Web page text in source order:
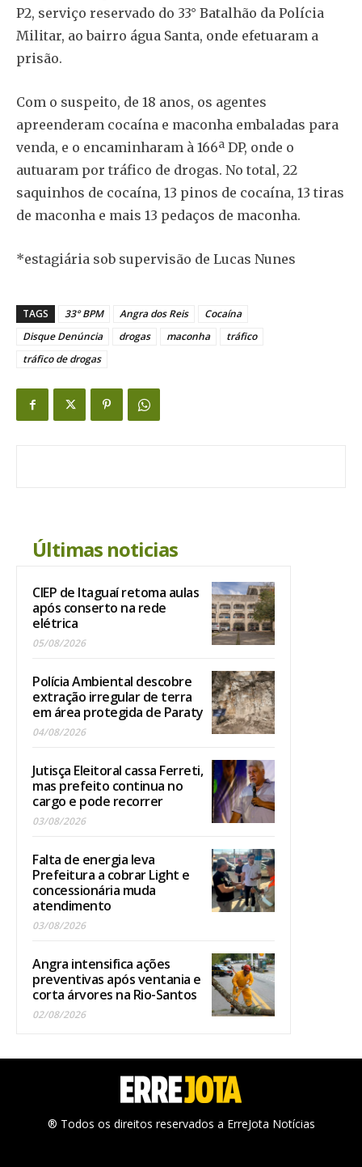
P2, serviço reservado do 33° Batalhão da Polícia
Militar, ao bairro água Santa, onde efetuaram a
prisão.
Com o suspeito, de 18 anos, os agentes
apreenderam cocaína e maconha embaladas para
venda, e o encaminharam à 166ª DP, onde o
autuaram por tráfico de drogas. No total, 22
saquinhos de cocaína, 13 pinos de cocaína, 13 tiras
de maconha e mais 13 pedaços de maconha.
*estagiária sob supervisão de Lucas Nunes
TAGS 33° BPM Angra dos Reis
Cocaína
Disque Denúncia
drogas maconha
tráfico
tráfico de drogas
Últimas noticias
CIEP de Itaguaí retoma aulas
após conserto na rede
elétrica
05/08/2026
Polícia Ambiental descobre
extração irregular de terra
em área protegida de Paraty
04/08/2026
Jutisça Eleitoral cassa Ferreti,
mas prefeito continua no
cargo e pode recorrer
03/08/2026
Falta de energia leva
Prefeitura a cobrar Light e
concessionária muda
atendimento
03/08/2026
Angra intensifica ações
preventivas após ventania e
corta árvores na Rio-Santos
02/08/2026
® Todos os direitos reservados a ErreJota Notícias